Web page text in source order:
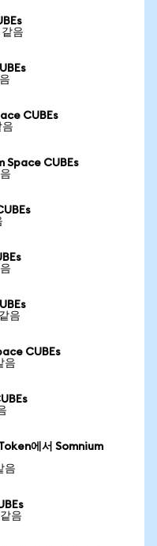
음
CUBEs
Space CUBEs
음
CUBEs
음
에서 Somnium
음
음